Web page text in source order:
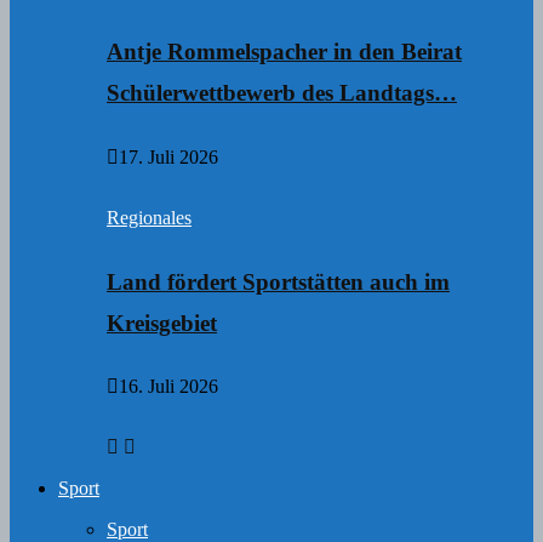
Antje Rommelspacher in den Beirat
Schülerwettbewerb des Landtags…
17. Juli 2026
Regionales
Land fördert Sportstätten auch im
Kreisgebiet
16. Juli 2026
Sport
Sport